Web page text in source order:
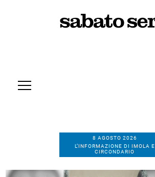
8 AGOSTO 2026
L’INFORMAZIONE DI IMOLA E
CIRCONDARIO